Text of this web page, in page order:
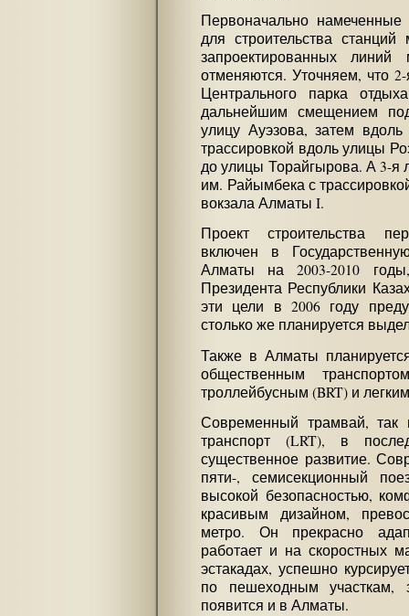
Первоначально
для строительства
запроектированных линий
отменяются. Уточняем, что
Центрального парка
дальнейшим смещением
улицу Ауэзова, затем
трассировкой вдоль улицы
до улицы Торайгырова. А 3-я
им. Райымбека с
вокзала Алматы I.
Проект строительства
включен в
Алматы на 2003-2010
Президента Республики
эти цели в 2006 году
столько же планируется
Также в Алматы
общественным
троллейбусным (BRT) и
Современный трамвай, так
транспорт (LRT), в
существенное развитие.
пяти-, семисекционный
высокой безопасностью,
красивым дизайном,
метро. Он прекрасно
работает и на скоростных
эстакадах, успешно
по пешеходным участкам,
появится и в Алматы.